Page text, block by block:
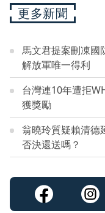
更多新聞
馬文君提案刪凍
解放軍唯一得利
台灣連10年遭拒
獲獎勵
翁曉玲質疑賴清
否決還送嗎？